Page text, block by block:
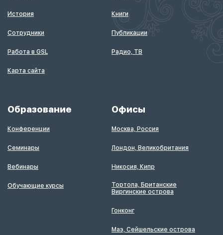
История
Сотрудники
Работа в GSL
Карта сайта
Книги
Публикации
Радио, ТВ
Образование
Конференции
Семинары
Вебинары
Обучающие курсы
Офисы
Москва, Россия
Лондон, Великобритания
Никосия, Кипр
Тортола, Британские
Виргинские острова
Гонконг
Маэ, Сейшельские острова